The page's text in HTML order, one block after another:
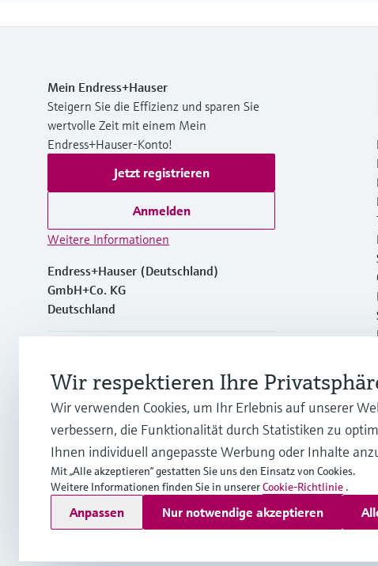
Mein Endress+Hauser
Steigern Sie die Effizienz und sparen Sie
wertvolle Zeit mit einem Mein
Endress+Hauser-Konto!
Jetzt registrieren
Anmelden
Weitere Informationen
Endress+Hauser (Deutschland)
GmbH+Co. KG
Deutschland
+49 (0)7621 97501
info.de@endress.com
ImpressumNutzungsbedingungenDatenschutzRechtliches
Wir respektieren Ihre
Wir verwenden Cookies, um Ihr Erlebnis auf unserer
verbessern, die Funktionalität durch Statistiken zu
Ihnen individuell angepasste Werbung oder Inhalte
Mit „Alle akzeptieren“ gestatten Sie uns den Einsatz von Cookies.
Weitere Informationen finden Sie in unsererCookie-Richtlinie .
Anpassen Nur notwendige akzeptieren